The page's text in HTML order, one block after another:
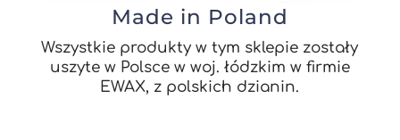
Made in Poland
Wszystkie produkty w tym sklepie zostały
uszyte w Polsce w woj. łódzkim w firmie
EWAX, z polskich dzianin.